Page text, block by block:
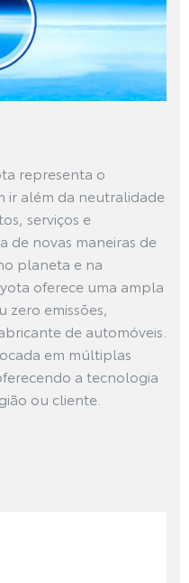
representa o
ir além da neutralidade
serviços e
de novas maneiras de
planeta e na
oferece uma ampla
zero emissões,
de automóveis.
em múltiplas
a tecnologia
ou cliente.